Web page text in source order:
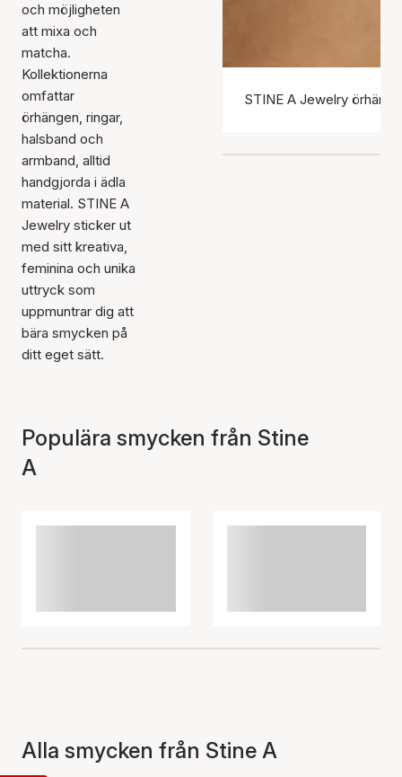
och möjligheten
att mixa och
matcha.
Kollektionerna
omfattar
örhängen, ringar,
halsband och
armband, alltid
handgjorda i ädla
material. STINE A
Jewelry sticker ut
med sitt kreativa,
feminina och unika
uttryck som
uppmuntrar dig att
bära smycken på
ditt eget sätt.
STINE A Jewelry
Populära smycken från Stine
A
Alla smycken från Stine A